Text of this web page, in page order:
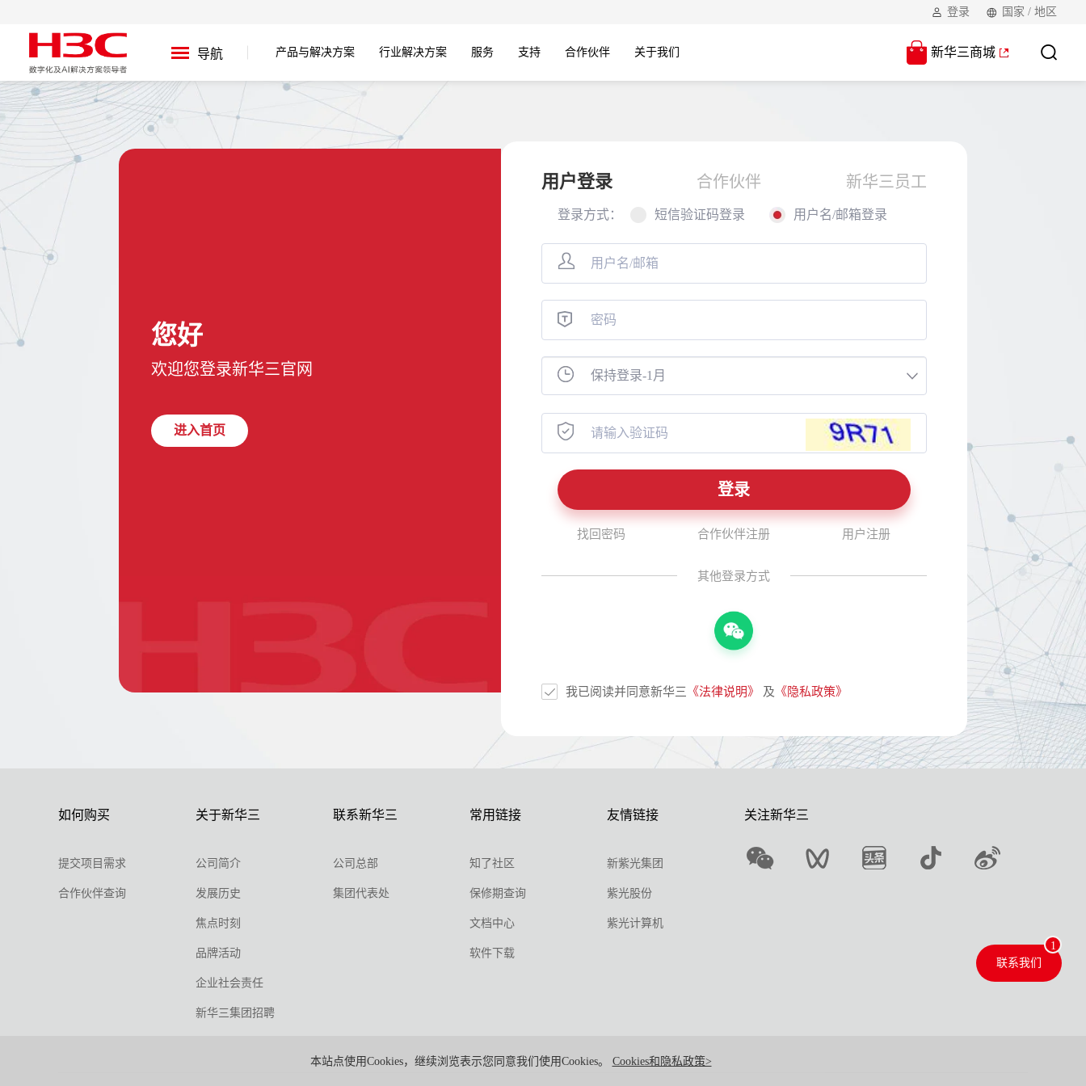
登录 国家 / 地区
导航 产品与解决方案 行业解决方案 服务 支持 合作伙伴 关于我们 新华三商城
您好
欢迎您登录新华三官网
进入首页
用户登录 合作伙伴 新华三员工
登录方式： 短信验证码登录 用户名/邮箱登录
找回密码 合作伙伴注册 用户注册
其他登录方式
我已阅读并同意新华三 《法律说明》 及 《隐私政策》
如何购买
提交项目需求
合作伙伴查询
关于新华三
公司简介
发展历史
焦点时刻
品牌活动
企业社会责任
新华三集团招聘
联系新华三
公司总部
集团代表处
常用链接
知了社区
保修期查询
文档中心
软件下载
友情链接
新紫光集团
紫光股份
紫光计算机
关注新华三
联系我们
本站点使用Cookies，继续浏览表示您同意我们使用Cookies。 Cookies和隐私政策>